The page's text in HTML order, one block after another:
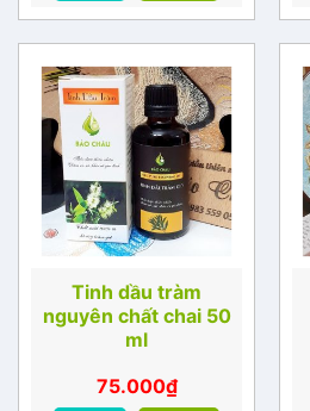
Tinh dầu tràm
nguyên chất chai 50
ml
75.000₫